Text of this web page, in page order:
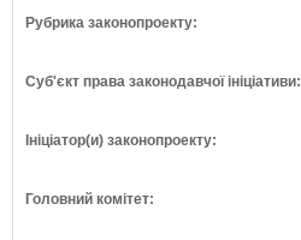
Рубрика законопроекту:
Суб'єкт права законодавчої ініціативи:
Ініціатор(и) законопроекту:
Головний комітет: